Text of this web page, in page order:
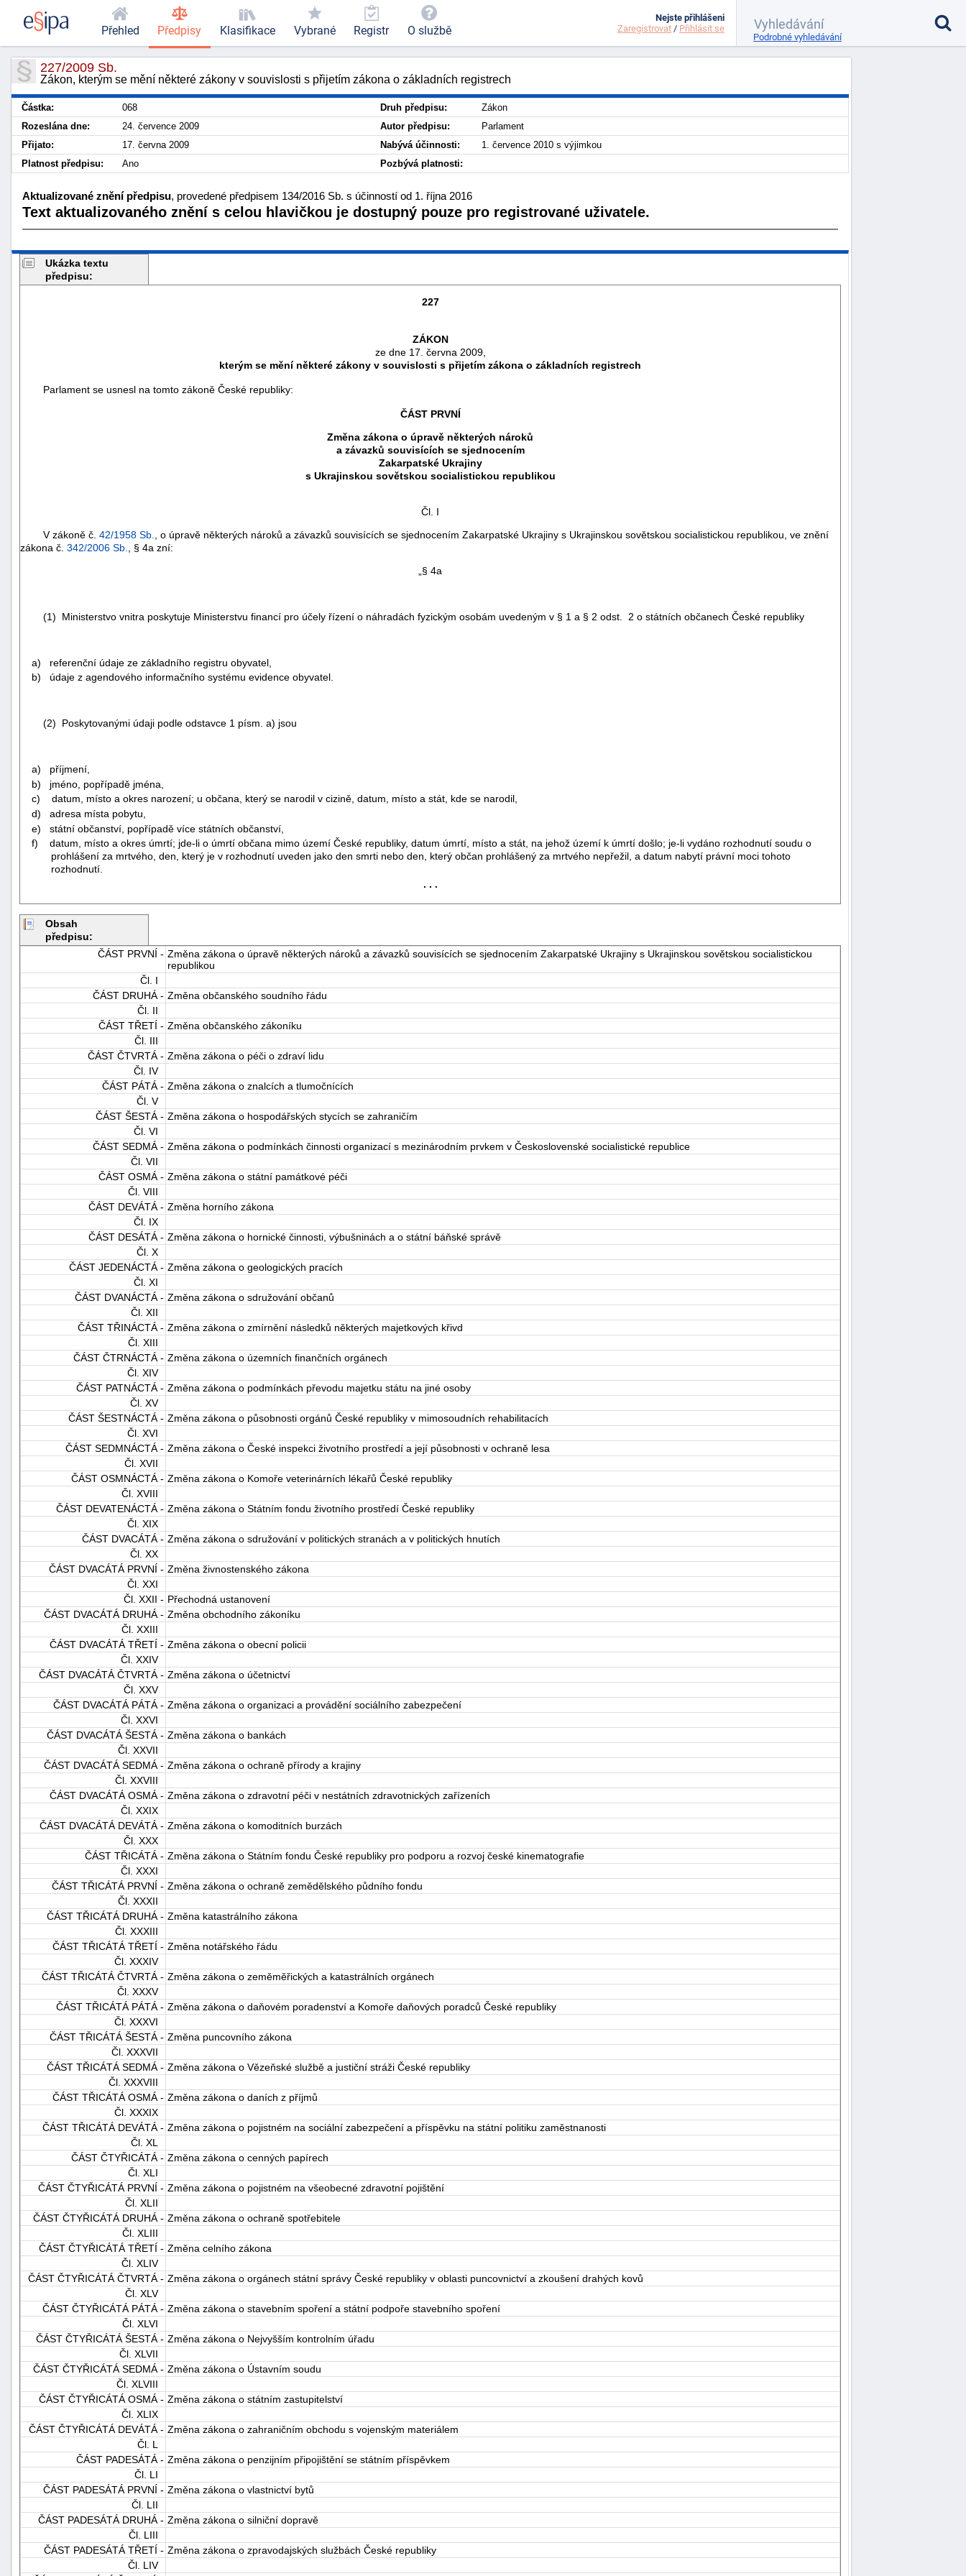
227/2009 Sb.
Zákon, kterým se mění některé zákony v souvislosti s přijetím zákona o základních registrech
Částka: 068 Druh předpisu:
Zákon
Rozeslána dne:
24. července 2009 Autor předpisu:
Parlament
Přijato:
17. června 2009 Nabývá účinnosti:
1. července 2010 s výjimkou
Platnost předpisu:
Ano Pozbývá platnosti:
Aktualizované znění předpisu, provedené předpisem 134/2016 Sb. s účinností od 1. října 2016
Text aktualizovaného znění s celou hlavičkou je dostupný pouze pro registrované uživatele.
Ukázka textu
předpisu:
227
ZÁKON
ze dne 17. června 2009,
kterým se mění některé zákony v souvislosti s přijetím zákona o základních registrech
Parlament se usnesl na tomto zákoně České republiky:
ČÁST PRVNÍ
Změna zákona o úpravě některých nároků
a závazků souvisících se sjednocením
Zakarpatské Ukrajiny
s Ukrajinskou sovětskou socialistickou republikou
Čl. I
V zákoně č. 42/1958 Sb.
, o úpravě některých nároků a závazků souvisících se sjednocením Zakarpatské Ukrajiny s Ukrajinskou sovětskou socialistickou republikou, ve znění
zákona č. 342/2006 Sb.
, § 4a zní:
„§ 4a
(1) Ministerstvo vnitra poskytuje Ministerstvu financí pro účely řízení o náhradách fyzickým osobám uvedeným v § 1 a § 2 odst. 2 o státních občanech České republiky
a) referenční údaje ze základního registru obyvatel,
b) údaje z agendového informačního systému evidence obyvatel.
(2) Poskytovanými údaji podle odstavce 1 písm. a) jsou
a) příjmení,
b) jméno, popřípadě jména,
c) datum, místo a okres narození; u občana, který se narodil v cizině, datum, místo a stát, kde se narodil,
d) adresa místa pobytu,
e) státní občanství, popřípadě více státních občanství,
f) datum, místo a okres úmrtí; jde-li o úmrtí občana mimo území České republiky, datum úmrtí, místo a stát, na jehož území k úmrtí došlo; je-li vydáno rozhodnutí soudu o
prohlášení za mrtvého, den, který je v rozhodnutí uveden jako den smrti nebo den, který občan prohlášený za mrtvého nepřežil, a datum nabytí právní moci tohoto
rozhodnutí.
. . .
Obsah
předpisu:
ČÁST PRVNÍ - Změna zákona o úpravě některých nároků a závazků souvisících se sjednocením Zakarpatské Ukrajiny s Ukrajinskou sovětskou socialistickou
republikou
Čl. I
ČÁST DRUHÁ - Změna občanského soudního řádu
Čl. II
ČÁST TŘETÍ - Změna občanského zákoníku
Čl. III
ČÁST ČTVRTÁ - Změna zákona o péči o zdraví lidu
Čl. IV
ČÁST PÁTÁ - Změna zákona o znalcích a tlumočnících
Čl. V
ČÁST ŠESTÁ - Změna zákona o hospodářských stycích se zahraničím
Čl. VI
ČÁST SEDMÁ - Změna zákona o podmínkách činnosti organizací s mezinárodním prvkem v Československé socialistické republice
Čl. VII
ČÁST OSMÁ - Změna zákona o státní památkové péči
Čl. VIII
ČÁST DEVÁTÁ - Změna horního zákona
Čl. IX
ČÁST DESÁTÁ - Změna zákona o hornické činnosti, výbušninách a o státní báňské správě
Čl. X
ČÁST JEDENÁCTÁ - Změna zákona o geologických pracích
Čl. XI
ČÁST DVANÁCTÁ - Změna zákona o sdružování občanů
Čl. XII
ČÁST TŘINÁCTÁ - Změna zákona o zmírnění následků některých majetkových křivd
Čl. XIII
ČÁST ČTRNÁCTÁ - Změna zákona o územních finančních orgánech
Čl. XIV
ČÁST PATNÁCTÁ - Změna zákona o podmínkách převodu majetku státu na jiné osoby
Čl. XV
ČÁST ŠESTNÁCTÁ - Změna zákona o působnosti orgánů České republiky v mimosoudních rehabilitacích
Čl. XVI
ČÁST SEDMNÁCTÁ - Změna zákona o České inspekci životního prostředí a její působnosti v ochraně lesa
Čl. XVII
ČÁST OSMNÁCTÁ - Změna zákona o Komoře veterinárních lékařů České republiky
Čl. XVIII
ČÁST DEVATENÁCTÁ - Změna zákona o Státním fondu životního prostředí České republiky
Čl. XIX
ČÁST DVACÁTÁ - Změna zákona o sdružování v politických stranách a v politických hnutích
Čl. XX
ČÁST DVACÁTÁ PRVNÍ - Změna živnostenského zákona
Čl. XXI
Čl. XXII - Přechodná ustanovení
ČÁST DVACÁTÁ DRUHÁ - Změna obchodního zákoníku
Čl. XXIII
ČÁST DVACÁTÁ TŘETÍ - Změna zákona o obecní policii
Čl. XXIV
ČÁST DVACÁTÁ ČTVRTÁ - Změna zákona o účetnictví
Čl. XXV
ČÁST DVACÁTÁ PÁTÁ - Změna zákona o organizaci a provádění sociálního zabezpečení
Čl. XXVI
ČÁST DVACÁTÁ ŠESTÁ - Změna zákona o bankách
Čl. XXVII
ČÁST DVACÁTÁ SEDMÁ - Změna zákona o ochraně přírody a krajiny
Čl. XXVIII
ČÁST DVACÁTÁ OSMÁ - Změna zákona o zdravotní péči v nestátních zdravotnických zařízeních
Čl. XXIX
ČÁST DVACÁTÁ DEVÁTÁ - Změna zákona o komoditních burzách
Čl. XXX
ČÁST TŘICÁTÁ - Změna zákona o Státním fondu České republiky pro podporu a rozvoj české kinematografie
Čl. XXXI
ČÁST TŘICÁTÁ PRVNÍ - Změna zákona o ochraně zemědělského půdního fondu
Čl. XXXII
ČÁST TŘICÁTÁ DRUHÁ - Změna katastrálního zákona
Čl. XXXIII
ČÁST TŘICÁTÁ TŘETÍ - Změna notářského řádu
Čl. XXXIV
ČÁST TŘICÁTÁ ČTVRTÁ - Změna zákona o zeměměřických a katastrálních orgánech
Čl. XXXV
ČÁST TŘICÁTÁ PÁTÁ - Změna zákona o daňovém poradenství a Komoře daňových poradců České republiky
Čl. XXXVI
ČÁST TŘICÁTÁ ŠESTÁ - Změna puncovního zákona
Čl. XXXVII
ČÁST TŘICÁTÁ SEDMÁ - Změna zákona o Vězeňské službě a justiční stráži České republiky
Čl. XXXVIII
ČÁST TŘICÁTÁ OSMÁ - Změna zákona o daních z příjmů
Čl. XXXIX
ČÁST TŘICÁTÁ DEVÁTÁ - Změna zákona o pojistném na sociální zabezpečení a příspěvku na státní politiku zaměstnanosti
Čl. XL
ČÁST ČTYŘICÁTÁ - Změna zákona o cenných papírech
Čl. XLI
ČÁST ČTYŘICÁTÁ PRVNÍ - Změna zákona o pojistném na všeobecné zdravotní pojištění
Čl. XLII
ČÁST ČTYŘICÁTÁ DRUHÁ - Změna zákona o ochraně spotřebitele
Čl. XLIII
ČÁST ČTYŘICÁTÁ TŘETÍ - Změna celního zákona
Čl. XLIV
ČÁST ČTYŘICÁTÁ ČTVRTÁ - Změna zákona o orgánech státní správy České republiky v oblasti puncovnictví a zkoušení drahých kovů
Čl. XLV
ČÁST ČTYŘICÁTÁ PÁTÁ - Změna zákona o stavebním spoření a státní podpoře stavebního spoření
Čl. XLVI
ČÁST ČTYŘICÁTÁ ŠESTÁ - Změna zákona o Nejvyšším kontrolním úřadu
Čl. XLVII
ČÁST ČTYŘICÁTÁ SEDMÁ - Změna zákona o Ústavním soudu
Čl. XLVIII
ČÁST ČTYŘICÁTÁ OSMÁ - Změna zákona o státním zastupitelství
Čl. XLIX
ČÁST ČTYŘICÁTÁ DEVÁTÁ - Změna zákona o zahraničním obchodu s vojenským materiálem
Čl. L
ČÁST PADESÁTÁ - Změna zákona o penzijním připojištění se státním příspěvkem
Čl. LI
ČÁST PADESÁTÁ PRVNÍ - Změna zákona o vlastnictví bytů
Čl. LII
ČÁST PADESÁTÁ DRUHÁ - Změna zákona o silniční dopravě
Čl. LIII
ČÁST PADESÁTÁ TŘETÍ - Změna zákona o zpravodajských službách České republiky
Čl. LIV
Přehled Předpisy Klasifikace Vybrané Registr O službě
Nejste přihlášeni
Zaregistrovat / Přihlásit se
Podrobné vyhledávání